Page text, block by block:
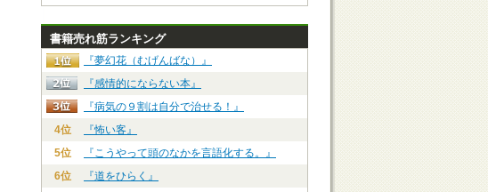
書籍売れ筋ランキング
『夢幻花（むげんばな）』
『感情的にならない本』
『病気の９割は自分で治せる！』
4位
『怖い客』
5位
『こうやって頭のなかを言語化する。』
6位
『道をひらく』